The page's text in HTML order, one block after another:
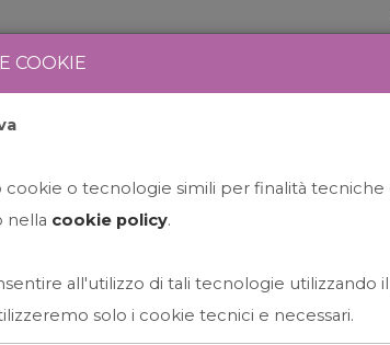
COOKIE
cookie o tecnologie simili per finalità
nella cookie policy.
all'utilizzo di tali tecnologie utilizzando
solo i cookie tecnici e necessari.